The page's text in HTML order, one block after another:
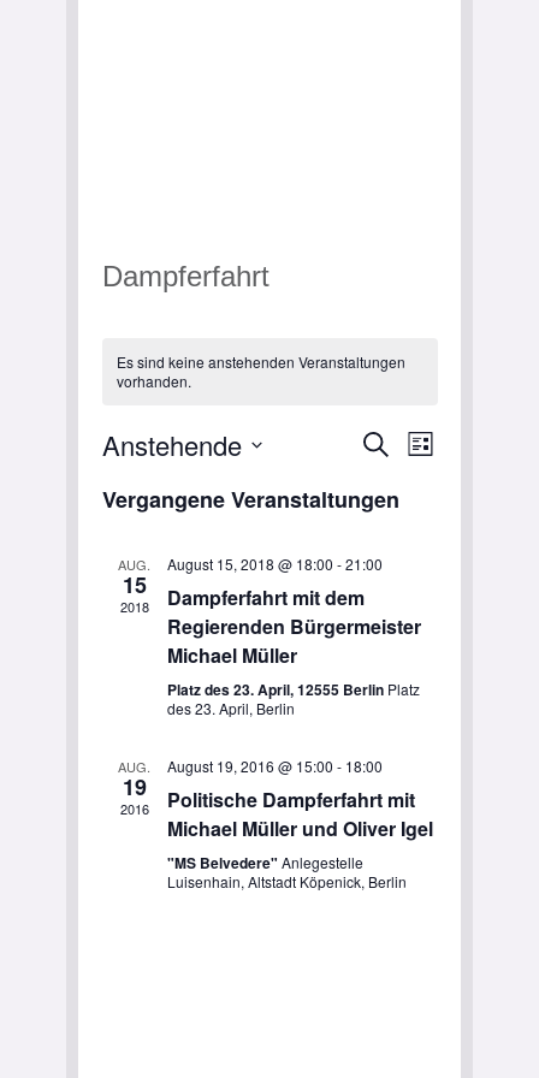
Dampferfahrt
Es sind keine anstehenden Veranstaltungen
vorhanden.
Suche
Ansichten,
Navigation
Suche
Liste
Anstehende
wählen.
Vergangene Veranstaltungen
AUG.
15
2018
August 15, 2018 @ 18:00 -21:00
Dampferfahrt mit dem
Regierenden Bürgermeister
Michael Müller
Platz des 23. April, 12555 Berlin Platz
des 23. April, Berlin
AUG.
19
2016
August 19, 2016 @ 15:00 - 18:00
Politische Dampferfahrt mit
Michael Müller und Oliver Igel
"MS Belvedere" Anlegestelle
Luisenhain, Altstadt Köpenick, Berlin